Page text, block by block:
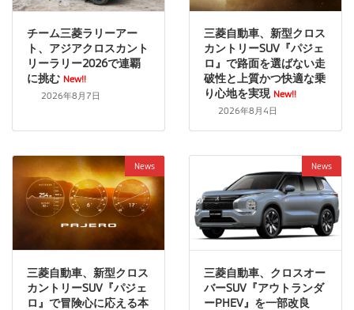
チーム三菱ラリーアー
ト、アジアクロスカント
リーラリー2026で連覇
に挑む New!!
2026年8月7日
三菱自動車、新型クロス
カントリーSUV『パジェ
ロ』で路面を選ばない走
破性と上質かつ快適な乗
り心地を実現 New!!
2026年8月4日
News
三菱自動車、新型クロス
カントリーSUV『パジェ
ロ』で冒険心に応える本
News
三菱自動車、クロスオー
バーSUV『アウトランダ
ーPHEV』を一部改良